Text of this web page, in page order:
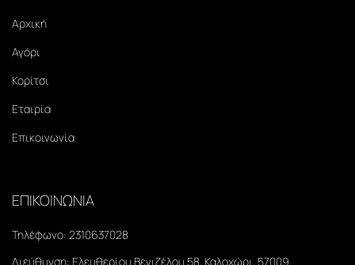
Αρχική
Αγόρι
Κορίτσι
Εταιρία
Επικοινωνία
ΕΠΙΚΟΙΝΩΝΙΑ
Τηλέφωνο: 2310637028
Διεύθυνση: Ελευθερίου Βενιζέλου 58, Καλοχώρι, 57009